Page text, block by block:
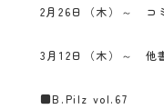
2月26日（木）～ コ
3月12日（木）～ 他
■B.Pilz vol.67